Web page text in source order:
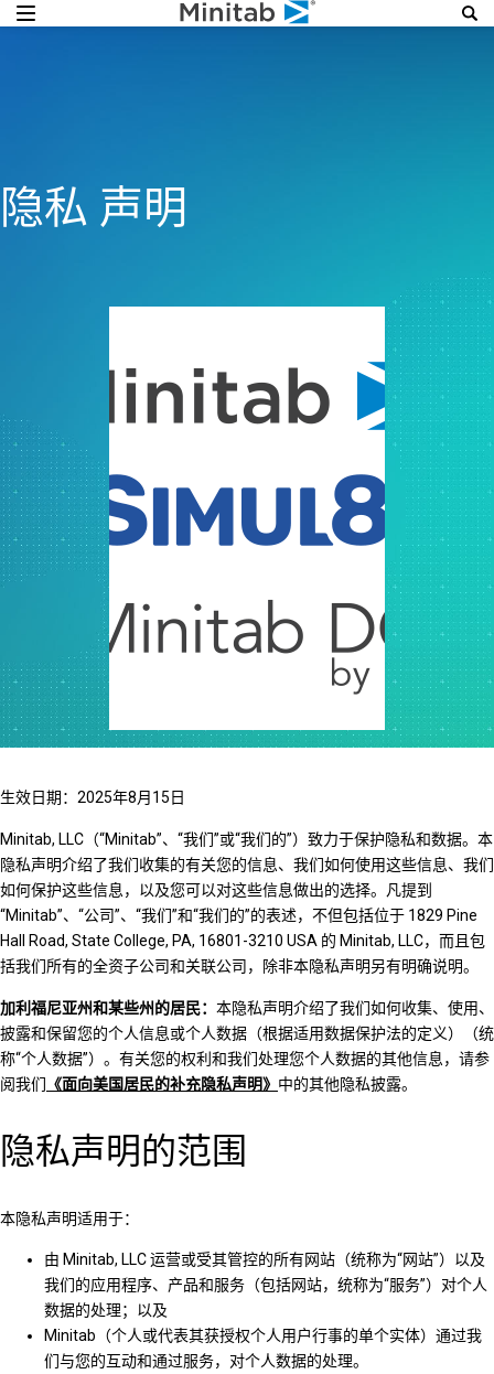
隐私 声明
生效日期：2025年8月15日
Minitab, LLC（“Minitab”、“我们”或“我们的”）致力于保护隐私和数据。本
隐私声明介绍了我们收集的有关您的信息、我们如何使用这些信息、我们
如何保护这些信息，以及您可以对这些信息做出的选择。凡提到
“Minitab”、“公司”、“我们”和“我们的”的表述，不但包括位于 1829 Pine
Hall Road, State College, PA, 16801-3210 USA 的 Minitab, LLC，而且包
括我们所有的全资子公司和关联公司，除非本隐私声明另有明确说明。
加利福尼亚州和某些州的居民： 本隐私声明介绍了我们如何收集、使用、
披露和保留您的个人信息或个人数据（根据适用数据保护法的定义）（统
称“个人数据”）。有关您的权利和我们处理您个人数据的其他信息，请参
阅我们 《面向美国居民的补充隐私声明》 中的其他隐私披露。
隐私声明的范围
本隐私声明适用于：
由 Minitab, LLC 运营或受其管控的所有网站（统称为“网站”）以及
我们的应用程序、产品和服务（包括网站，统称为“服务”）对个人
数据的处理；以及
Minitab（个人或代表其获授权个人用户行事的单个实体）通过我
们与您的互动和通过服务，对个人数据的处理。